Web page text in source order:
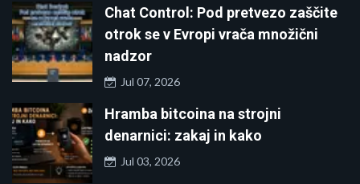
Chat Control: Pod pretvezo zaščite
otrok se v Evropi vrača množični
nadzor
Jul 07, 2026
Hramba bitcoina na strojni
denarnici: zakaj in kako
Jul 03, 2026